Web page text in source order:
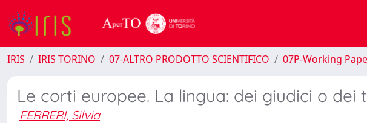
IRIS IRIS TORINO 07-ALTRO PRODOTTO SCIENTIFICO 07P-Working
Le corti europee. La lingua: dei giudici o dei
FERRERI, Silvia